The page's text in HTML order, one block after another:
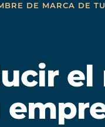
DE MARCA DE